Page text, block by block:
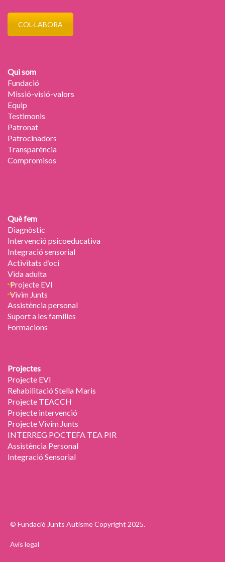
COL·LABORA
Qui som
Fundació
Missió-visió-valors
Equip
Testimonis
Patronat
Patrocinadors
Transparència
Compromisos
Què fem
Diagnòstic
Intervenció psicoeducativa
Integració sensorial
Activitats d’oci
Vida adulta
Projecte EVI
Vivim Junts
Assistència personal
Suport a les famílies
Formacions
Projectes
Projecte EVI
Rehabilitació Stella Maris
Projecte TEACCH
Projecte intervenció
Projecte Vivim Junts
INTERREG POCTEFA TEA PIR
Assistència Personal
Integració Sensorial
© Fundació Junts Autisme Copyright 2025.
Avis legal